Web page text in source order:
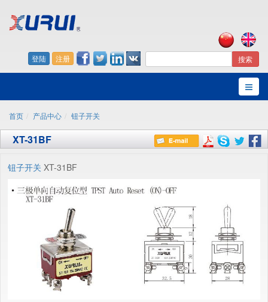
搜索
登陆 注册
首页 产品中心 钮子开关
XT-31BF
钮子开关 XT-31BF